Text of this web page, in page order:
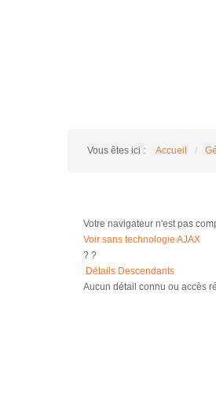
Vous êtes ici : Accueil /
Votre navigateur n'est pas
Voir sans technologie AJAX
? ?
Détails Descendants
Aucun détail connu ou accès